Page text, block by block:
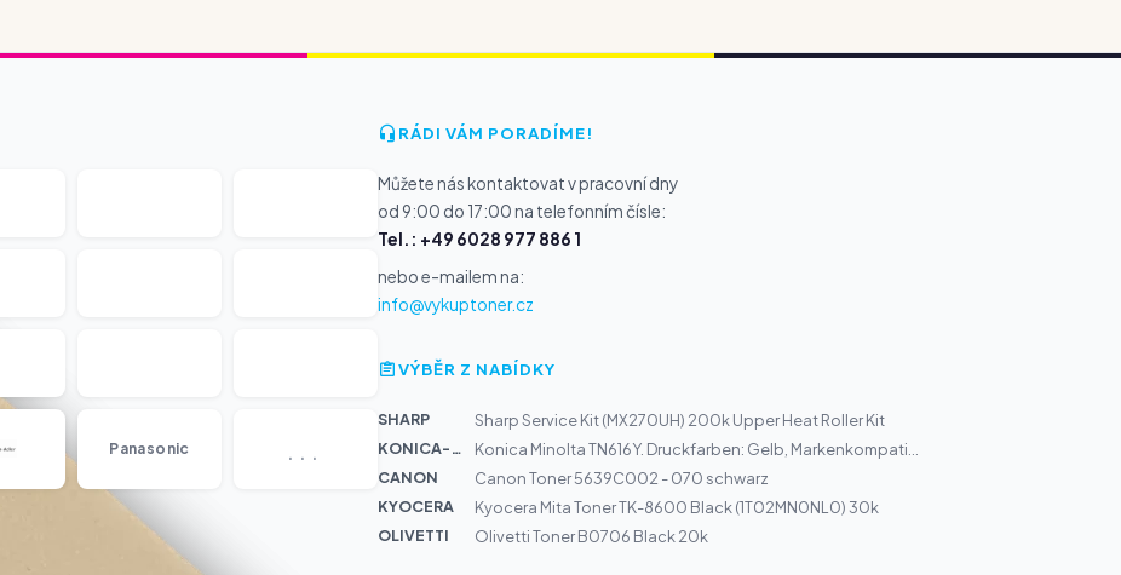
Panasonic ...
RÁDI VÁM PORADÍME!
Můžete nás kontaktovat v pracovní dny
od 9:00 do 17:00 na telefonním čísle:
Tel.: +49 6028 977 886 1
nebo e-mailem na:
info@vykuptoner.cz
VÝBĚR Z NABÍDKY
SHARP
Sharp Service Kit (MX270UH) 200k Upper Heat Roller Kit
KONICA-MIN...
Konica Minolta TN616Y. Druckfarben: Gelb, Markenkompati...
CANON
Canon Toner 5639C002 - 070 schwarz
KYOCERA
Kyocera Mita Toner TK-8600 Black (1T02MN0NL0) 30k
OLIVETTI
Olivetti Toner B0706 Black 20k